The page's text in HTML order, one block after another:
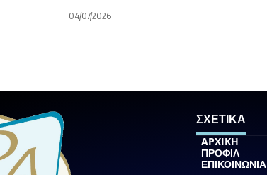
04/07/2026
ΣΧΕΤΙΚΑ
ΑΡΧΙΚΗ
ΠΡΟΦΙΛ
ΕΠΙΚΟΙΝΩΝΙΑ